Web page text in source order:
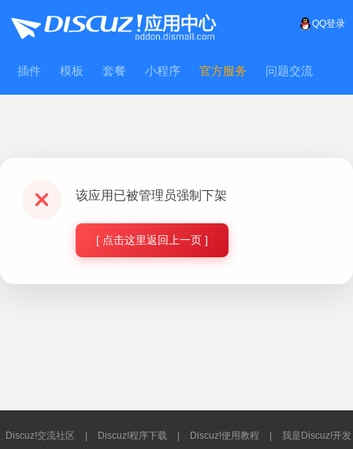
QQ登录
插件 模板 套餐 小程序 官方服务 问题交流
该应用已被管理员强制下架
[ 点击这里返回上一页 ]
Discuz!交流社区 Discuz!程序下载 Discuz!使用教程
我是Discuz!开发